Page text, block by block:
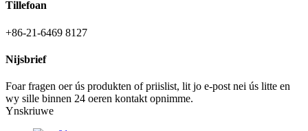
Tillefoan
+86-21-6469 8127
Nijsbrief
Foar fragen oer ús produkten of priislist, lit jo e-post nei ús litte en
wy sille binnen 24 oeren kontakt opnimme.
Ynskriuwe